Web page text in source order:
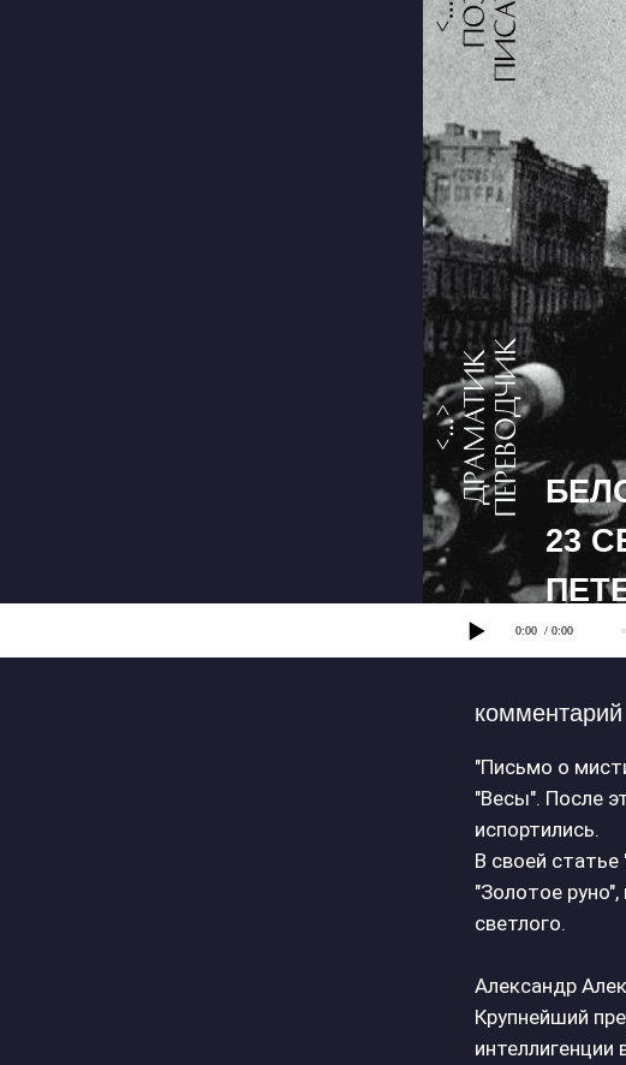
23
0:00 / 0:00
"Письмо о
"Весы". После
испортились.
В своей статье
"Золотое
светлого.
Александр
Крупнейший
комментарий